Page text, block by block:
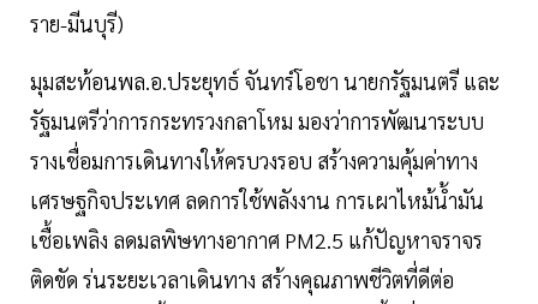
ราย-มีนบุรี)
มุมสะท้อนพล.อ.ประยุทธ์ จันทร์โอชา นายกรัฐมนตรี และ
รัฐมนตรีว่าการกระทรวงกลาโหม มองว่าการพัฒนาระบบ
รางเชื่อมการเดินทางให้ครบวงรอบ สร้างความคุ้มค่าทาง
เศรษฐกิจประเทศ ลดการใช้พลังงาน การเผาไหม้น้ำมัน
เชื้อเพลิง ลดมลพิษทางอากาศ PM2.5 แก้ปัญหาจราจร
ติดขัด ร่นระยะเวลาเดินทาง สร้างคุณภาพชีวิตที่ดีต่อ